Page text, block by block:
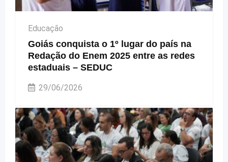
Educação
Goiás conquista o 1º lugar do país na
Redação do Enem 2025 entre as redes
estaduais – SEDUC
29/06/2026